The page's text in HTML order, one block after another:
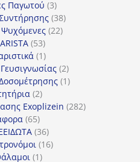
προϊόντα
Παγωτού 33
προϊόντα
3838
προϊόντα
Ψυχόμενες 2222
5353
προϊόντα
11
προϊόν
22
προϊόντα
11
22
προϊόντα
Exoplizein 282282
6565
προϊόντα
3636
προϊόντα
1616
11